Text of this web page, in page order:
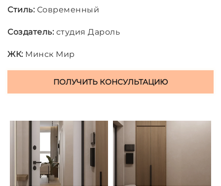
Стиль: Современный
Создатель: студия Дароль
ЖК: Минск Мир
ПОЛУЧИТЬ КОНСУЛЬТАЦИЮ